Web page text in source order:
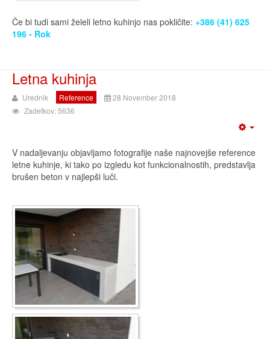
Če bi tudi sami želeli letno kuhinjo nas pokličite: +386 (41) 625
196 - Rok
Letna kuhinja
Urednik Reference
28 November 2018
Zadetkov: 5636
V nadaljevanju objavljamo fotografije naše najnovejše reference
letne kuhinje, ki tako po izgledu kot funkcionalnostih, predstavlja
brušen beton v najlepši luči.